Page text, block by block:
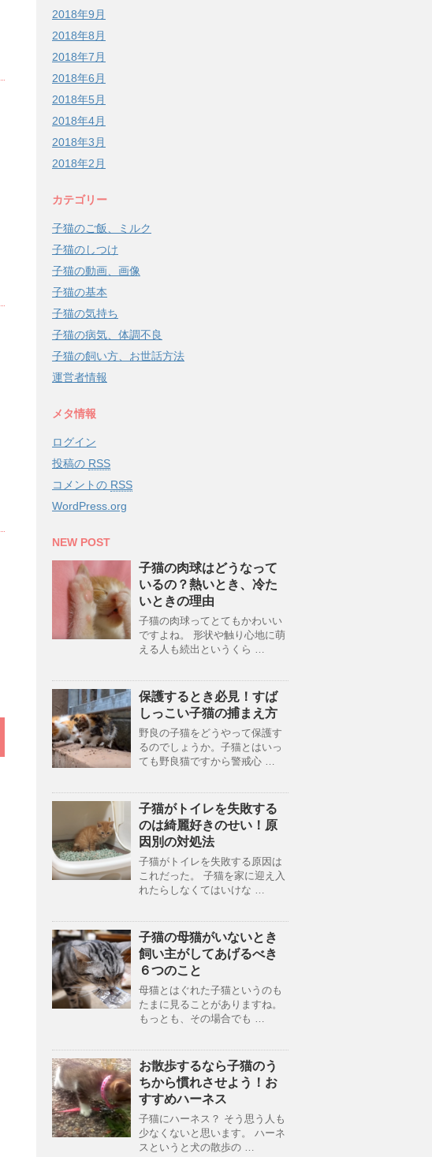
2018年9月
2018年8月
2018年7月
2018年6月
2018年5月
2018年4月
2018年3月
2018年2月
カテゴリー
子猫のご飯、ミルク
子猫のしつけ
子猫の動画、画像
子猫の基本
子猫の気持ち
子猫の病気、体調不良
子猫の飼い方、お世話方法
運営者情報
メタ情報
ログイン
投稿の RSS
コメントの RSS
WordPress.org
NEW POST
子猫の肉球はどうなって
いるの？熱いとき、冷た
いときの理由
子猫の肉球ってとてもかわいい
ですよね。 形状や触り心地に萌
える人も続出というくら …
保護するとき必見！すば
しっこい子猫の捕まえ方
野良の子猫をどうやって保護す
るのでしょうか。子猫とはいっ
ても野良猫ですから警戒心 …
子猫がトイレを失敗する
のは綺麗好きのせい！原
因別の対処法
子猫がトイレを失敗する原因は
これだった。 子猫を家に迎え入
れたらしなくてはいけな …
子猫の母猫がいないとき
飼い主がしてあげるべき
６つのこと
母猫とはぐれた子猫というのも
たまに見ることがありますね。
もっとも、その場合でも …
お散歩するなら子猫のう
ちから慣れさせよう！お
すすめハーネス
子猫にハーネス？ そう思う人も
少なくないと思います。 ハーネ
スというと犬の散歩の …